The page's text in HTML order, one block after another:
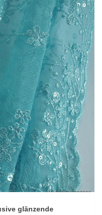
glänzende